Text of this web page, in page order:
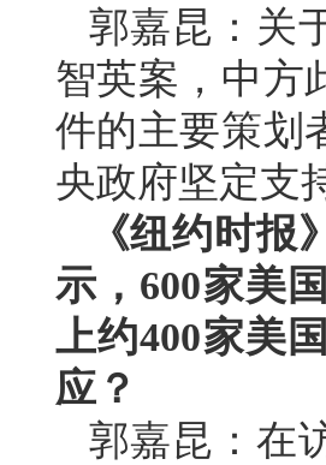
郭嘉昆：关
智英案，中方
件的主要策划
央政府坚定支
《纽约时
示，600家美
上约400家美
应？
郭嘉昆：在